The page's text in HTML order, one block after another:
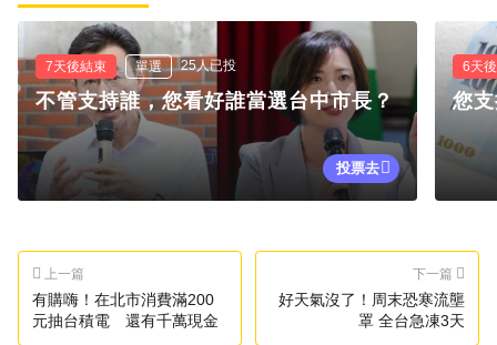
7天後結束 單選 25人已投
不管支持誰，您看好誰當選台中市長？
投票去
6天
您
上一篇
有購嗨！在北市消費滿200
元抽台積電 還有千萬現金
下一篇
好天氣沒了！周末恐寒流壟
罩 全台急凍3天